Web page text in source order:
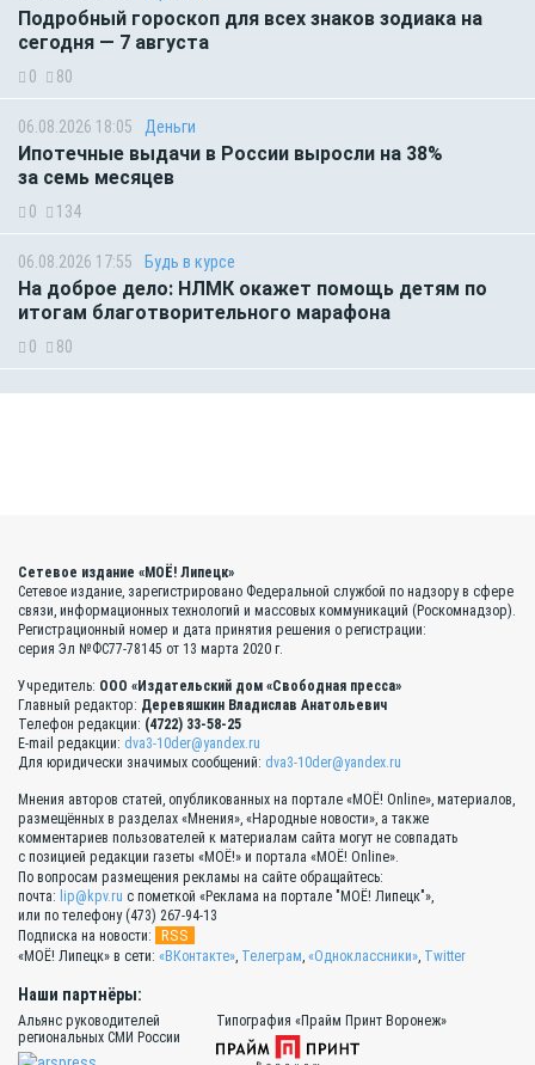
Подробный гороскоп для всех знаков зодиака на
сегодня — 7 августа
0 80
06.08.2026 18:05 Деньги
Ипотечные выдачи в России выросли на 38%
за семь месяцев
0 134
06.08.2026 17:55 Будь в курсе
На доброе дело: НЛМК окажет помощь детям по
итогам благотворительного марафона
0 80
Сетевое издание «МОЁ! Липецк»
Сетевое издание, зарегистрировано Федеральной службой по надзору в сфере
связи, информационных технологий и массовых коммуникаций (Роскомнадзор).
Регистрационный номер и дата принятия решения о регистрации:
серия Эл №ФС77-78145 от 13 марта 2020 г.
Учредитель: ООО «Издательский дом «Свободная пресса»
Главный редактор: Деревяшкин Владислав Анатольевич
Телефон редакции: (4722) 33-58-25
E-mail редакции: dva3-10der@yandex.ru
Для юридически значимых сообщений: dva3-10der@yandex.ru
Мнения авторов статей, опубликованных на портале «МОЁ! Online», материалов,
размещённых в разделах «Мнения», «Народные новости», а также
комментариев пользователей к материалам сайта могут не совпадать
с позицией редакции газеты «МОЁ!» и портала «МОЁ! Online».
По вопросам размещения рекламы на сайте обращайтесь:
почта: lip@kpv.ru с пометкой «Реклама на портале "МОЁ! Липецк"»,
или по телефону (473) 267-94-13
Подписка на новости:
RSS
«МОЁ! Липецк» в сети: «ВКонтакте», Телеграм, «Одноклассники», Twitter
Наши партнёры:
Альянс руководителей
региональных СМИ России
Типография «Прайм Принт Воронеж»